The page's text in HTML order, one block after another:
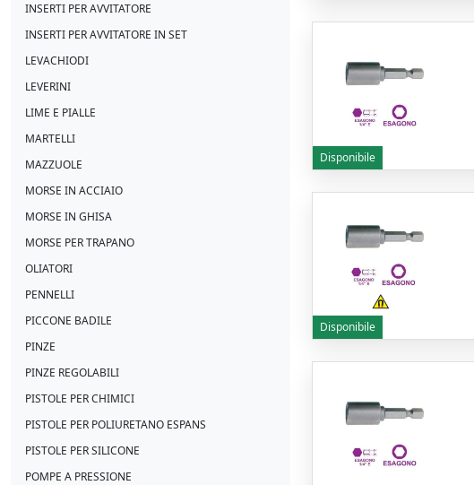
INSERTI PER AVVITATORE
INSERTI PER AVVITATORE IN SET
LEVACHIODI
LEVERINI
LIME E PIALLE
MARTELLI
MAZZUOLE
MORSE IN ACCIAIO
MORSE IN GHISA
MORSE PER TRAPANO
OLIATORI
PENNELLI
PICCONE BADILE
PINZE
PINZE REGOLABILI
PISTOLE PER CHIMICI
PISTOLE PER POLIURETANO ESPANS
PISTOLE PER SILICONE
POMPE A PRESSIONE
Disponibile
Disponibile